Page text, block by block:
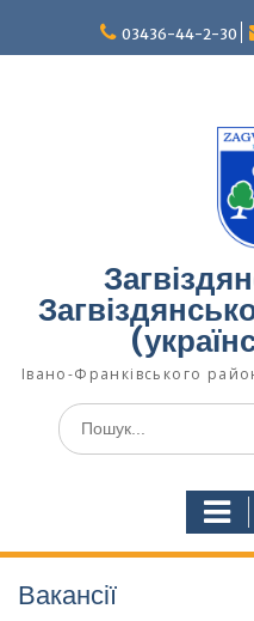
вмісту
03436-44-2-30
Івано-Франківського
Шукати:
Вакансії